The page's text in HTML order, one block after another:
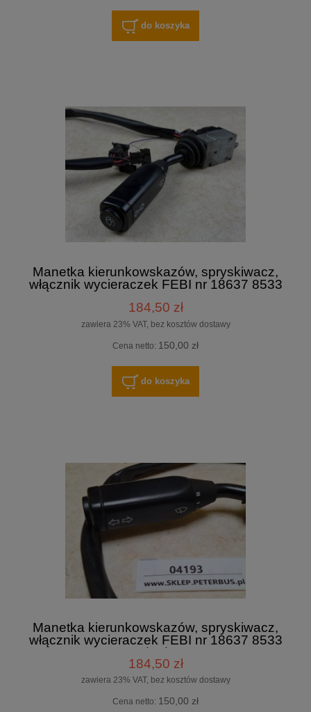
do koszyka
Manetka kierunkowskazów, spryskiwacz,
włącznik wycieraczek FEBI nr 18637 8533
184,50 zł
zawiera 23% VAT, bez kosztów dostawy
Cena netto: 150,00 zł
do koszyka
Manetka kierunkowskazów, spryskiwacz,
włącznik wycieraczek FEBI nr 18637 8533
10/08/21
184,50 zł
zawiera 23% VAT, bez kosztów dostawy
Cena netto: 150,00 zł